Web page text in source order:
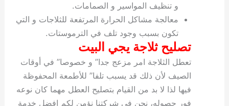
و تنظيف المواسير و الصمامات.
معالجة مشاكل الحرارة المرتفعة للثلاجات و التي
تكون بسبب وجود تلف في الترموستات.
تصليح ثلاجة يجي البيت
تعطل الثلاجة امر مزعج جدا” و خصوصا” في أوقات
الصيف لأن ذلك قد يسبب تلفا” للأطمعة المحفوظة
فيها لذا لا بد من القيام بتصليح العطل مهما كان نوعه
فور حصوله، نحن في شركتنا نؤمن لكم افضل خدمة